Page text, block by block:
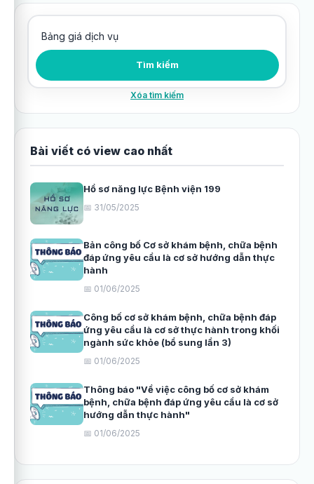
Tìm kiếm bài viết Tìm kiếm
Xóa tìm kiếm
Bài viết có view cao nhất
Hồ sơ năng lực Bệnh viện 199
📅 31/05/2025
Bản công bố Cơ sở khám bệnh, chữa bệnh
đáp ứng yêu cầu là cơ sở hướng dẫn thực
hành
📅 01/06/2025
Công bố cơ sở khám bệnh, chữa bệnh đáp
ứng yêu cầu là cơ sở thực hành trong khối
ngành sức khỏe (bổ sung lần 3)
📅 01/06/2025
Thông báo "Về việc công bố cơ sở khám
bệnh, chữa bệnh đáp ứng yêu cầu là cơ sở
hướng dẫn thực hành"
📅 01/06/2025